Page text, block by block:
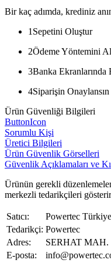
Bir kaç adımda, krediniz
1 Sepetini Oluştur
2Ödeme Yöntemini
3Banka Ekranlarında
4Siparişin Onaylansın
Ürün Güvenliği Bilgileri
ButtonIcon
Sorumlu Kişi
Üretici Bilgileri
Ürün Güvenlik Görselleri
Güvenlik Açıklamaları ve
Ürünün gerekli
merkezli tedarikçileri
Satıcı:
Powertec Türkiye
Tedarikçi: Powertec
Adres:
SERHAT MAH.
E-posta: